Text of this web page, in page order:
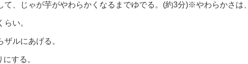
、じゃが芋がやわらかくなるまでゆでる。(約3分)※やわらかさは、
い。
ルにあげる。
する。